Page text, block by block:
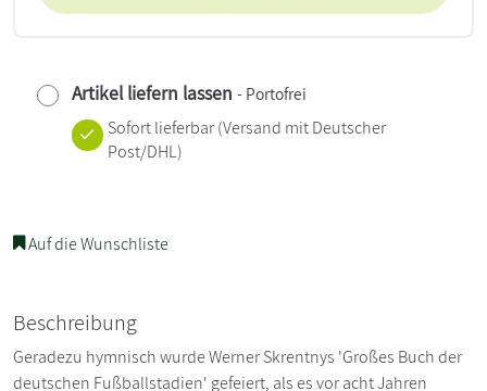
Artikel liefern lassen - Portofrei
Sofort lieferbar(Versand mit Deutscher
Post/DHL)
Auf die Wunschliste
Beschreibung
Geradezu hymnisch wurde Werner Skrentnys 'Großes Buch der
deutschen Fußballstadien' gefeiert, als es vor acht Jahren